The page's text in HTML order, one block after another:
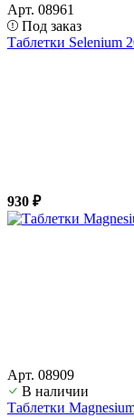
Арт. 08961
Под заказ
Таблетки Selenium
930 ₽
Арт. 08909
В наличии
Таблетки